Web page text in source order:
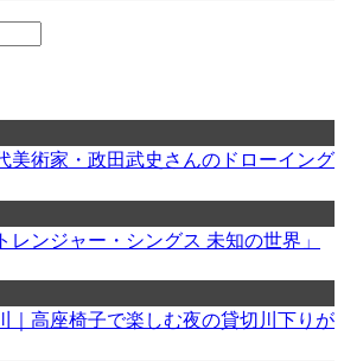
美術家・政田武史さんのドローイング
レンジャー・シングス 未知の世界」
｜高座椅子で楽しむ夜の貸切川下りが